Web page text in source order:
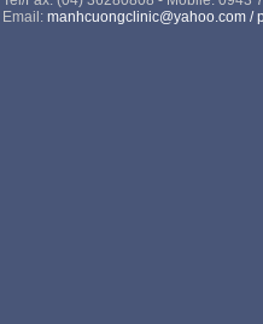
Email:manhcuongclinic@yahoo.com /